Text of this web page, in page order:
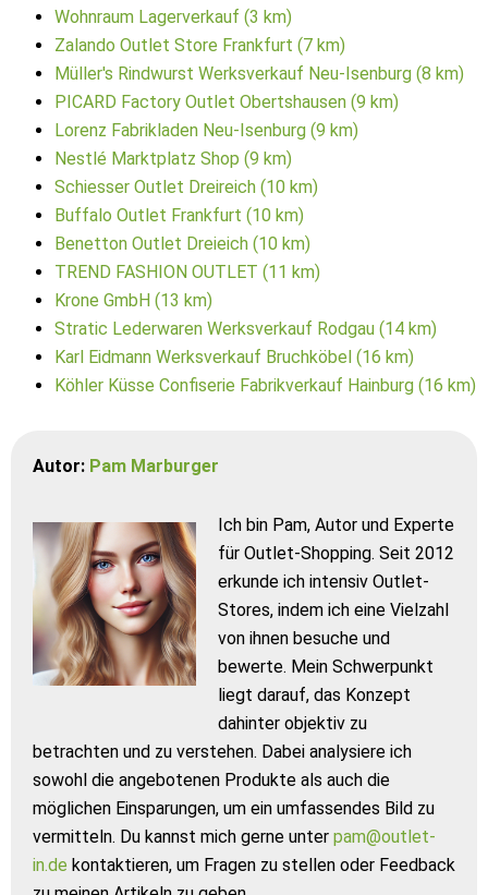
Wohnraum Lagerverkauf (3 km)
Zalando Outlet Store Frankfurt (7 km)
Müller's Rindwurst Werksverkauf Neu-Isenburg (8 km)
PICARD Factory Outlet Obertshausen (9 km)
Lorenz Fabrikladen Neu-Isenburg (9 km)
Nestlé Marktplatz Shop (9 km)
Schiesser Outlet Dreireich (10 km)
Buffalo Outlet Frankfurt (10 km)
Benetton Outlet Dreieich (10 km)
TREND FASHION OUTLET (11 km)
Krone GmbH (13 km)
Stratic Lederwaren Werksverkauf Rodgau (14 km)
Karl Eidmann Werksverkauf Bruchköbel (16 km)
Köhler Küsse Confiserie Fabrikverkauf Hainburg (16 km)
Autor: Pam Marburger
Ich bin Pam, Autor und Experte
für Outlet-Shopping. Seit 2012
erkunde ich intensiv Outlet-
Stores, indem ich eine Vielzahl
von ihnen besuche und
bewerte. Mein Schwerpunkt
liegt darauf, das Konzept
dahinter objektiv zu
betrachten und zu verstehen. Dabei analysiere ich
sowohl die angebotenen Produkte als auch die
möglichen Einsparungen, um ein umfassendes Bild zu
vermitteln. Du kannst mich gerne unter pam@outlet-
in.de kontaktieren, um Fragen zu stellen oder Feedback